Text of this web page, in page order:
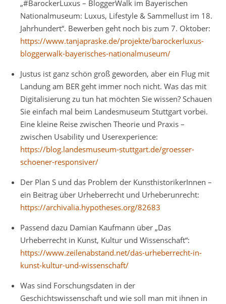
„#BarockerLuxus – BloggerWalk im Bayerischen
Nationalmuseum: Luxus, Lifestyle & Sammellust im 18.
Jahrhundert“. Bewerben geht noch bis zum 7. Oktober:
https://www.tanjapraske.de/projekte/barockerluxus-
bloggerwalk-bayerisches-nationalmuseum/
Justus ist ganz schön groß geworden, aber ein Flug mit
Landung am BER geht immer noch nicht. Was das mit
Digitalisierung zu tun hat möchten Sie wissen? Schauen
Sie einfach mal beim Landesmuseum Stuttgart vorbei.
Eine kleine Reise zwischen Theorie und Praxis –
zwischen Usability und Userexperience:
https://blog.landesmuseum-stuttgart.de/groesser-
schoener-responsiver/
Der Plan S und das Problem der KunsthistorikerInnen –
ein Beitrag über Urheberrecht und Urheberunrecht:
https://archivalia.hypotheses.org/82683
Passend dazu Damian Kaufmann über „Das
Urheberrecht in Kunst, Kultur und Wissenschaft“:
https://www.zeilenabstand.net/das-urheberrecht-in-
kunst-kultur-und-wissenschaft/
Was sind Forschungsdaten in der
Geschichtswissenschaft und wie soll man mit ihnen in